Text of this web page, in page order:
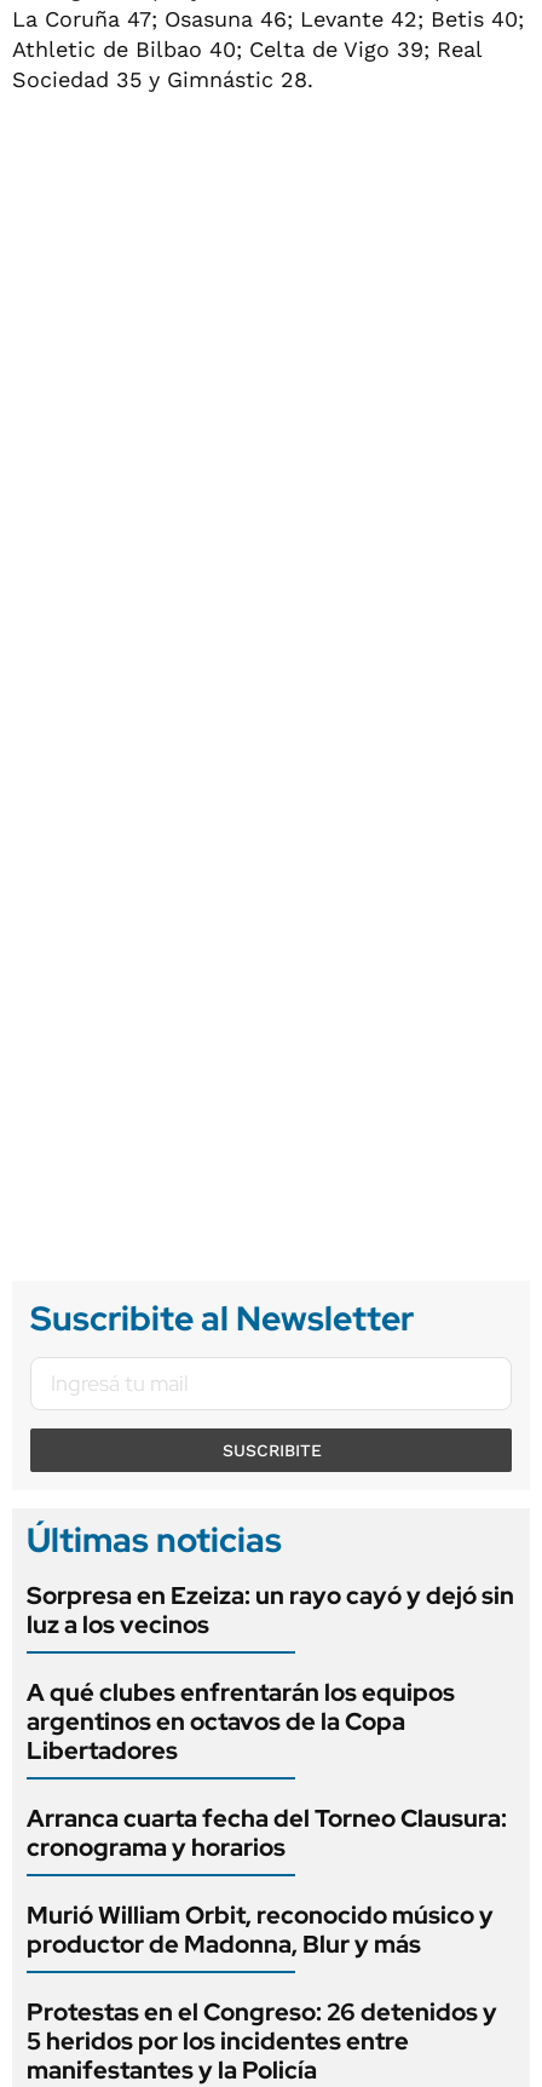
La Coruña 47; Osasuna 46; Levante 42; Betis 40;
Athletic de Bilbao 40; Celta de Vigo 39; Real
Sociedad 35 y Gimnástic 28.
Suscribite al Newsletter
SUSCRIBITE
Últimas noticias
Sorpresa en Ezeiza: un rayo cayó y dejó sin
luz a los vecinos
A qué clubes enfrentarán los equipos
argentinos en octavos de la Copa
Libertadores
Arranca cuarta fecha del Torneo Clausura:
cronograma y horarios
Murió William Orbit, reconocido músico y
productor de Madonna, Blur y más
Protestas en el Congreso: 26 detenidos y
5 heridos por los incidentes entre
manifestantes y la Policía